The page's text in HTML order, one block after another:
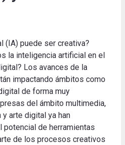
(IA) puede ser creativa?
la inteligencia artificial en el
Los avances de la
impactando ámbitos como
de forma muy
del ámbito multimedia,
arte digital ya han
de herramientas
de los procesos creativos